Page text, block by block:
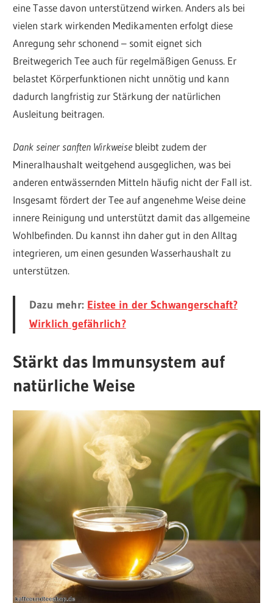
eine Tasse davon unterstützend wirken. Anders als bei
vielen stark wirkenden Medikamenten erfolgt diese
Anregung sehr schonend – somit eignet sich
Breitwegerich Tee auch für regelmäßigen Genuss. Er
belastet Körperfunktionen nicht unnötig und kann
dadurch langfristig zur Stärkung der natürlichen
Ausleitung beitragen.
Dank seiner sanften Wirkweisebleibt zudem der
Mineralhaushalt weitgehend ausgeglichen, was bei
anderen entwässernden Mitteln häufig nicht der Fall ist.
Insgesamt fördert der Tee auf angenehme Weise deine
innere Reinigung und unterstützt damit das allgemeine
Wohlbefinden. Du kannst ihn daher gut in den Alltag
integrieren, um einen gesunden Wasserhaushalt zu
unterstützen.
Dazu mehr: Eistee in der Schwangerschaft?
Wirklich gefährlich?
Stärkt das Immunsystem auf
natürliche Weise